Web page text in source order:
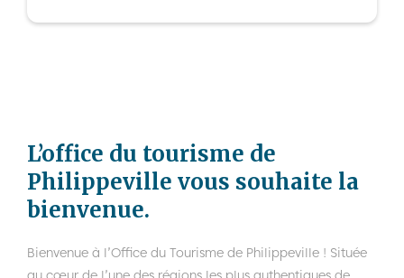
L’office du tourisme de
Philippeville vous souhaite la
bienvenue.
Bienvenue à l’Office du Tourisme de Philippeville ! Située